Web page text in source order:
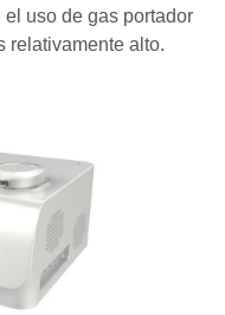
uso de gas portador
relativamente alto.